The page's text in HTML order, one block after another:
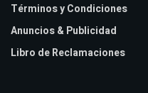
Términos y Condiciones
Anuncios & Publicidad
Libro de Reclamaciones